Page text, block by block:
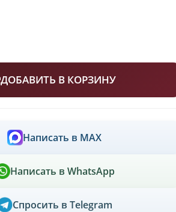
ДОБАВИТЬ В КОРЗИНУ
Написать в MAX
Написать в WhatsApp
Спросить в Telegram